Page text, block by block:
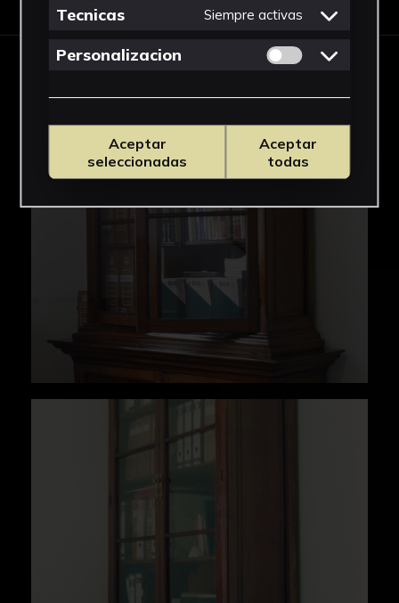
Tecnicas Siempre activas
Personalizacion Permitir cookies
Aceptar
seleccionadas
Aceptar
todas